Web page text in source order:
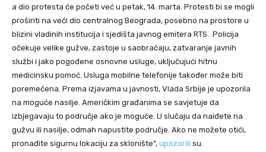
a dio protesta će početi već u petak, 14. marta. Protesti bi se mogli
proširiti na veći dio centralnog Beograda, posebno na prostore u
blizini vladinih institucija i sjedišta javnog emitera RTS. Policija
očekuje velike gužve, zastoje u saobraćaju, zatvaranje javnih
službi i jako pogođene osnovne usluge, uključujući hitnu
medicinsku pomoć. Usluga mobilne telefonije također može biti
poremećena. Prema izjavama u javnosti, Vlada Srbije je upozorila
na moguće nasilje. Američkim građanima se savjetuje da
izbjegavaju to područje ako je moguće. U slučaju da naiđete na
gužvu ili nasilje, odmah napustite područje. Ako ne možete otići,
pronađite sigurnu lokaciju za sklonište”, upozorili su.